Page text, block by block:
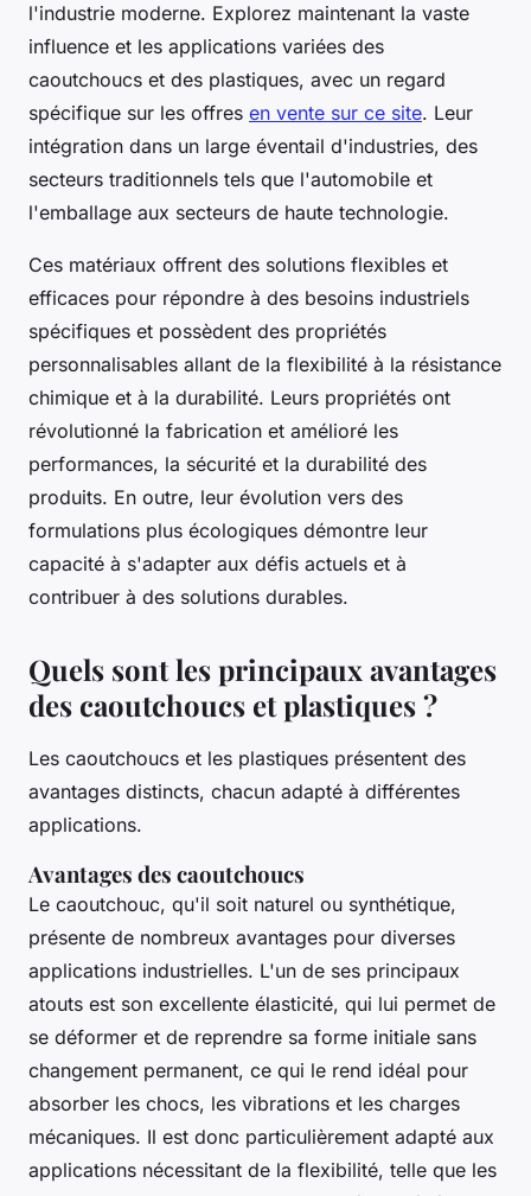
l'industrie moderne. Explorez maintenant la vaste
influence et les applications variées des
caoutchoucs et des plastiques, avec un regard
spécifique sur les offres en vente sur ce site. Leur
intégration dans un large éventail d'industries, des
secteurs traditionnels tels que l'automobile et
l'emballage aux secteurs de haute technologie.
Ces matériaux offrent des solutions flexibles et
efficaces pour répondre à des besoins industriels
spécifiques et possèdent des propriétés
personnalisables allant de la flexibilité à la résistance
chimique et à la durabilité. Leurs propriétés ont
révolutionné la fabrication et amélioré les
performances, la sécurité et la durabilité des
produits. En outre, leur évolution vers des
formulations plus écologiques démontre leur
capacité à s'adapter aux défis actuels et à
contribuer à des solutions durables.
Quels sont les principaux avantages
des caoutchoucs et plastiques ?
Les caoutchoucs et les plastiques présentent des
avantages distincts, chacun adapté à différentes
applications.
Avantages des caoutchoucs
Le caoutchouc, qu'il soit naturel ou synthétique,
présente de nombreux avantages pour diverses
applications industrielles. L'un de ses principaux
atouts est son excellente élasticité, qui lui permet de
se déformer et de reprendre sa forme initiale sans
changement permanent, ce qui le rend idéal pour
absorber les chocs, les vibrations et les charges
mécaniques. Il est donc particulièrement adapté aux
applications nécessitant de la flexibilité, telle que les